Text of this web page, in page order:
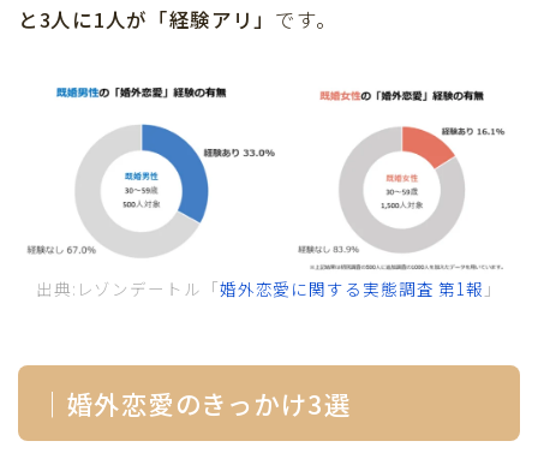
と3人に1人が「経験アリ」 です。
出典:レゾンデートル「婚外恋愛に関する実態調査 第1報 」
｜婚外恋愛のきっかけ3選